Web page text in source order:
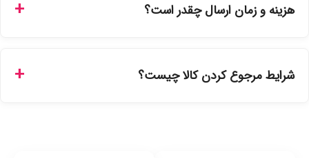
نمایندگی‌های معتبر تهیه شده و دارای بچ‌کد قابل استعلام هستند.
هزینه و زمان ارسال چقدر است؟
انتخاب کنید و برای شهرستان‌ها بین یک الی ۳ روز کاری از طریق
شرایط مرجوع کردن کالا چیست؟